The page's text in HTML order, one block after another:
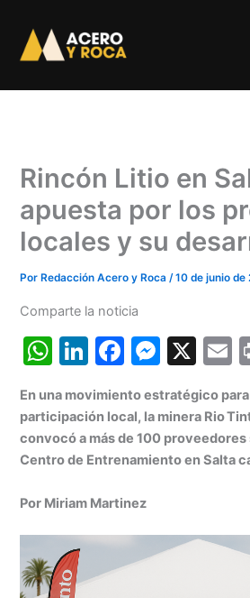
contenido
Rincón Litio en
apuesta por los
locales y su
Por Redacción Acero y Roca/10 de junio de
Comparte la noticia
W
at
s
A
p
Li
k
e
dI
n
F
c
e
b
o
k
M
s
s
e
er
X
E
l
En una movimiento estratégico
participación local, la minera Rio
convocó a más de 100 proveedores
Centro de Entrenamiento en Salta
Por Miriam Martinez